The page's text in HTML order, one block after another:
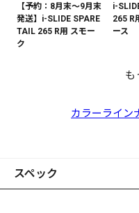
【予約：8月末～9月末
発送】i-SLIDE SPARE
TAIL 265 R用 スモー
ク
i-
265 R
ース
TAIL
も
カラーライン
スペック